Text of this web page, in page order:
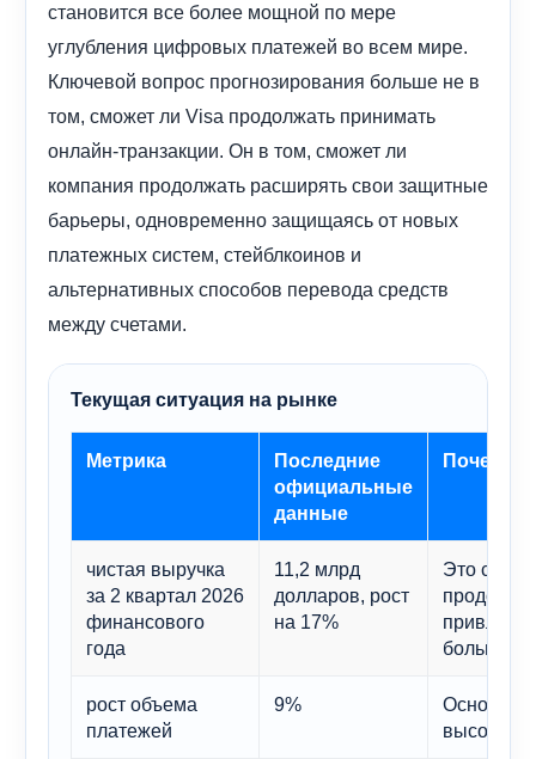
становится все более мощной по мере
углубления цифровых платежей во всем мире.
Ключевой вопрос прогнозирования больше не в
том, сможет ли Visa продолжать принимать
онлайн-транзакции. Он в том, сможет ли
компания продолжать расширять свои защитные
барьеры, одновременно защищаясь от новых
платежных систем, стейблкоинов и
альтернативных способов перевода средств
между счетами.
Текущая ситуация на рынке
Метрика
Последние
официальные
данные
Почему
чистая выручка
за 2 квартал 2026
финансового
года
11,2 млрд
долларов, рост
на 17%
Это
большой
рост объема
платежей
9%
Основные
высоком